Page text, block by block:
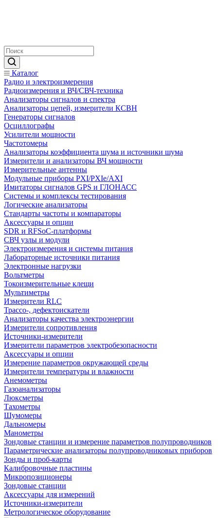
Каталог
Радио и электроизмерения
Радиоизмерения и ВЧ/СВЧ-техника
Анализаторы сигналов и спектра
Анализаторы цепей, измерители КСВН
Генераторы сигналов
Осциллографы
Усилители мощности
Частотомеры
Анализаторы коэффициента шума и источники шума
Измерители и анализаторы ВЧ мощности
Измерительные антенны
Модульные приборы PXI/PXIe/AXI
Имитаторы сигналов GPS и ГЛОНАСС
Системы и комплексы тестирования
Логические анализаторы
Стандарты частоты и компараторы
Аксессуары и опции
SDR и RFSoC‑платформы
СВЧ узлы и модули
Электроизмерения и системы питания
Лабораторные источники питания
Электронные нагрузки
Вольтметры
Токоизмерительные клещи
Мультиметры
Измерители RLC
Трассо-, дефектоискатели
Анализаторы качества электроэнергии
Измерители сопротивления
Источники-измерители
Измерители параметров электробезопасности
Аксессуары и опции
Измерение параметров окружающей среды
Измерители температуры и влажности
Анемометры
Газоанализаторы
Люксметры
Тахометры
Шумомеры
Дальномеры
Манометры
Зондовые станции и измерение параметров полупроводников
Параметрические анализаторы полупроводниковых приборов
Зонды и проб-карты
Калибровочные пластины
Микропозиционеры
Зондовые станции
Аксессуары для измерений
Источники-измерители
Метрологическое оборудование